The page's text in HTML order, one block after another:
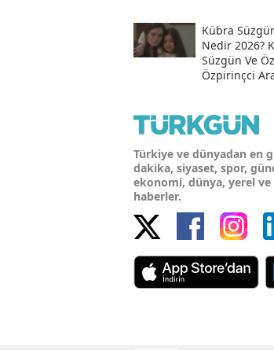
Kübra
Nedir 2026?
Süzgün Ve
Özpirinçci
Türkiye ve dünyadan en
dakika, siyaset, spor,
ekonomi, dünya, yerel
haberler.